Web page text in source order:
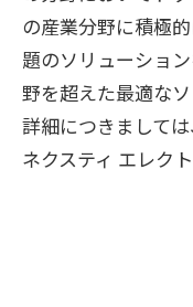
の産業分野に積極
題のソリューショ
野を超えた最適な
詳細につきまして
ネクスティ エレク